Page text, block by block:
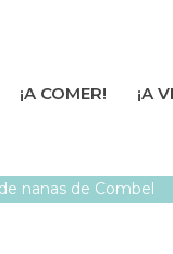
¡A COMER! ¡A
nanas de Combel